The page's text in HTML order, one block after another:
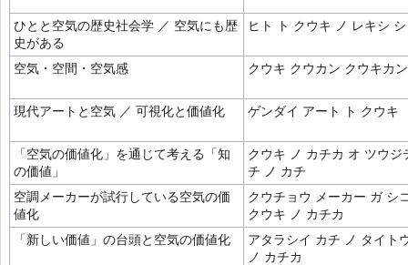
ひとと空気の歴史社会学 ／ 空気にも歴
史がある
ヒト ト クウキ ノ レキシ
空気・空間・空気感 クウキ クウカン クウキカン
現代アートと空気 ／ 可視化と価値化 ゲンダイ アート ト クウキ
「空気の価値化」を通じて考える「知
の価値」
クウキ ノ カチカ オ ツウジ
チ ノ カチ
空調メーカーが試行している空気の価
値化
クウチョウ メーカー ガ シ
クウキ ノ カチカ
「新しい価値」の台頭と空気の価値化
アタラシイ カチ ノ タイト
ノ カチカ